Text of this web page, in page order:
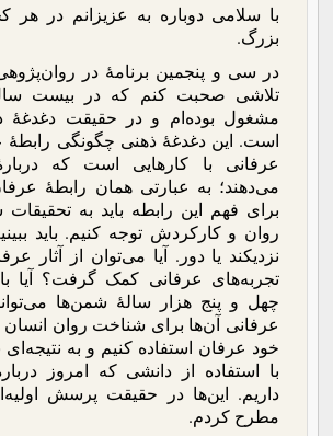
با سلامی دوباره به عزیزانم در هر
بزرگ.
در سی و پنجمین برنامۀ در
تلاشی صحبت کنم که در بیست
مشغول بوده‌ام و در حقیقت دغدغۀ
است. این دغدغۀ ذهنی چگونگی رابطۀ
عرفانی با کارهایی است که
می‌دهند؛ به عبارتی همان رابطۀ
برای فهم این رابطه باید به تحقیقات
روان و کارکردش توجه کنیم. باید
نزدیکند یا دور. آیا می‌توان از آثار
تجربه‌های عرفانی کمک گرفت؟ آیا
چهل و پنج هزار سالۀ شمن‌ها
عرفانی آن‌ها برای شناخت روان
خود عرفان استفاده کنیم و به
با استفاده از دانشی که امروز
داریم. این‌ها در حقیقت پرسش
مطرح کردم.